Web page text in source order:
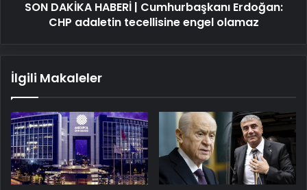
engelSON DAKİKA HABERİ | Cumhurbaşkanı Erdoğan:
CHP adaletin tecellisine engel olamaz
İlgili Makaleler